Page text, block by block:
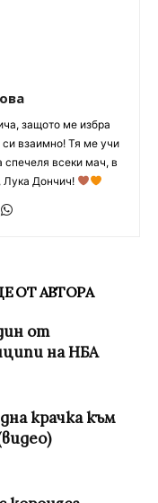
защото ме избра
взаимно! Тя ме учи
всеки мач, в
Лука Дончич!
ОТ АВТОРА
от
на НБА
крачка към